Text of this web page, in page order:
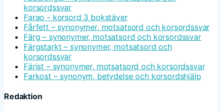
korsordssvar
Farao - korsord 3 bokstäver
Fårfett – synonymer, motsatsord och korsordssvar
Färg – synonymer, motsatsord och korsordssvar
Färgstarkt – synonymer, motsatsord och
korsordssvar
Färist – synonymer, motsatsord och korsordssvar
Farkost – synonym, betydelse och korsordshjälp
Redaktion